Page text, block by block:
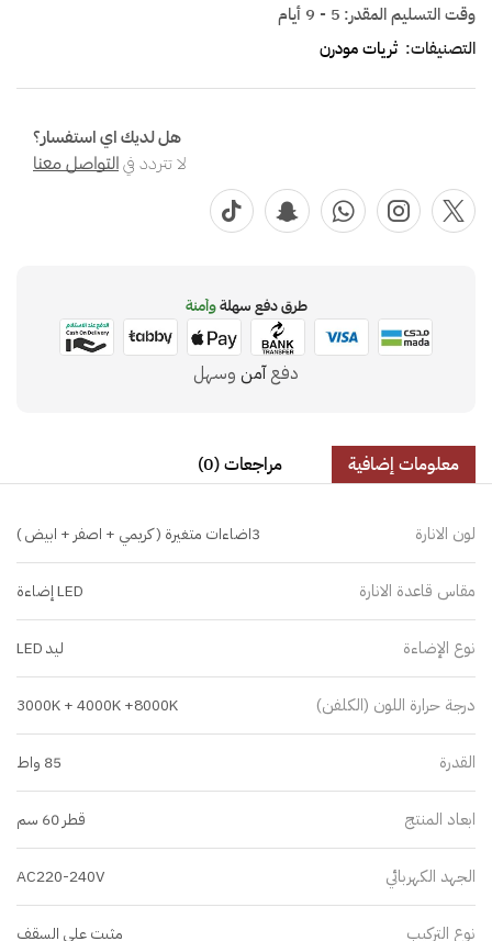
وقت التسليم المقدر: 5 - 9 أيام
التصنيفات: ثريات مودرن
هل لديك اي استفسار؟
لا تتردد فيالتواصل معنا
طرق دفع سهلةوآمنة
دفعآمن وسهل
معلومات إضافية مراجعات (0)
لون الانارة 3اضاءات متغيرة ( كريمي + اصفر + ابيض )
مقاس قاعدة الانارة LED إضاءة
نوع الإضاءة ليد LED
درجة حرارة اللون (الكلفن) 3000K + 4000K +8000K
القدرة 85 واط
ابعاد المنتج قطر 60 سم
الجهد الكهربائي AC220-240V
نوع التركيب مثبت على السقف